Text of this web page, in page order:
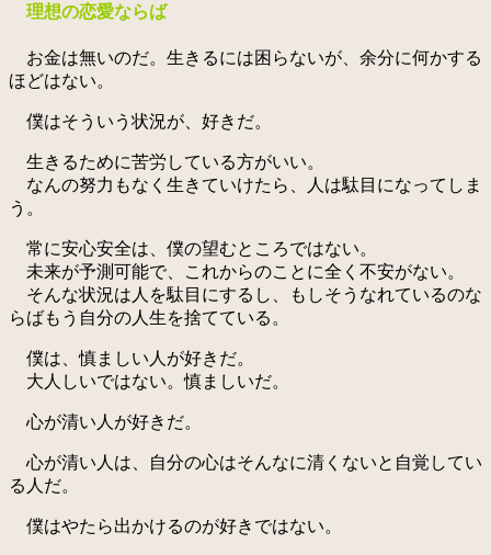
理想の恋愛ならば
お金は無いのだ。生きるには困らないが、余分に何かする
ほどはない。
僕はそういう状況が、好きだ。
生きるために苦労している方がいい。
なんの努力もなく生きていけたら、人は駄目になってしま
う。
常に安心安全は、僕の望むところではない。
未来が予測可能で、これからのことに全く不安がない。
そんな状況は人を駄目にするし、もしそうなれているのな
らばもう自分の人生を捨てている。
僕は、慎ましい人が好きだ。
大人しいではない。慎ましいだ。
心が清い人が好きだ。
心が清い人は、自分の心はそんなに清くないと自覚してい
る人だ。
僕はやたら出かけるのが好きではない。